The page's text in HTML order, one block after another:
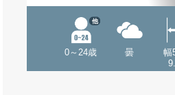
0～24歳
他
曇
幅